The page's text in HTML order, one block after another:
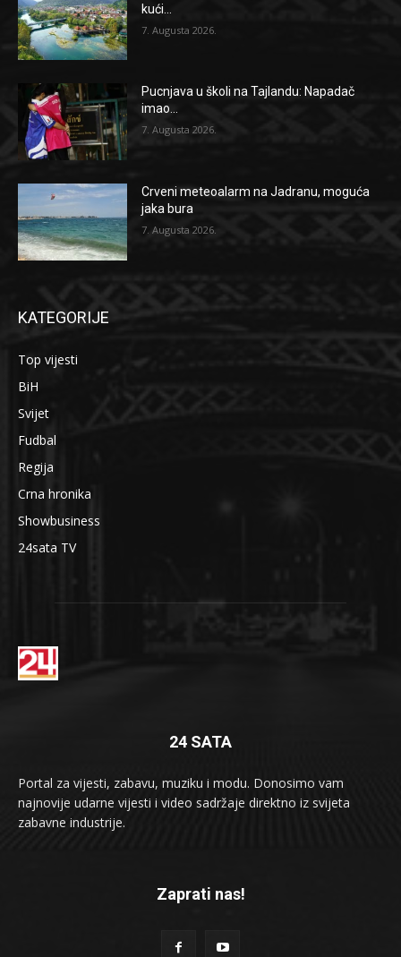
kući...
7. Augusta 2026.
Pucnjava u školi na Tajlandu: Napadač
imao...
7. Augusta 2026.
Crveni meteoalarm na Jadranu, moguća
jaka bura
7. Augusta 2026.
KATEGORIJE
Top vijesti
BiH
Svijet
Fudbal
Regija
Crna hronika
Showbusiness
24sata TV
24 SATA
Portal za vijesti, zabavu, muziku i modu. Donosimo vam
najnovije udarne vijesti i video sadržaje direktno iz svijeta
zabavne industrije.
Zaprati nas!